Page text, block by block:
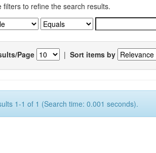
filters to refine the search results.
Page | Sort items by
1-1 of 1 (Search time: 0.001 seconds).